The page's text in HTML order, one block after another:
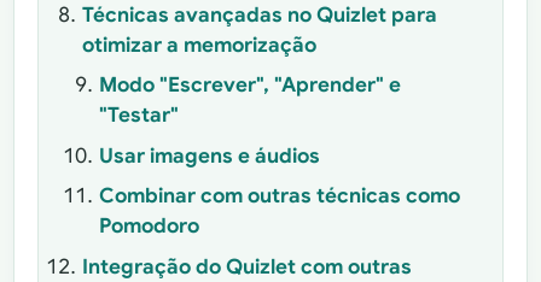
Técnicas avançadas no Quizlet para
otimizar a memorização
Modo "Escrever", "Aprender" e
"Testar"
Usar imagens e áudios
Combinar com outras técnicas como
Pomodoro
Integração do Quizlet com outras